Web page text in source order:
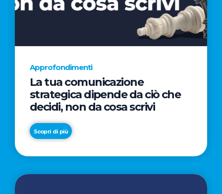
AL
CINEMA
NELLA
CAMPAGNA
REGISTA
PREMIO
OSCAR®
Approfondimenti
La tua comunicazione
strategica dipende da ciò che
decidi, non da cosa scrivi
Scopri di più